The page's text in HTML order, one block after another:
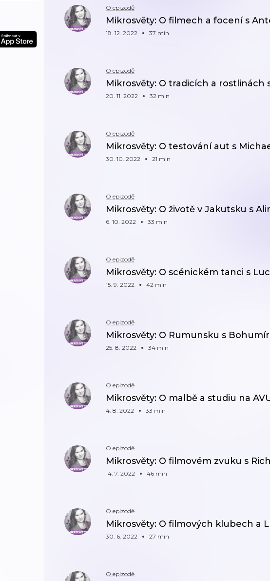
O epizodě
Mikrosvěty: O filmech a focení s
18. 12. 2022 37 min
O epizodě
Mikrosvěty: O tradicích a rostlinách
20. 11. 2022 32 min
O epizodě
Mikrosvěty: O testování aut s
30. 10. 2022 21 min
O epizodě
Mikrosvěty: O životě v Jakutsku s
6. 10. 2022 33 min
O epizodě
Mikrosvěty: O scénickém tanci s
15. 9. 2022 42 min
O epizodě
Mikrosvěty: O Rumunsku s
25. 8. 2022 34 min
O epizodě
Mikrosvěty: O malbě a studiu na
4. 8. 2022 33 min
O epizodě
Mikrosvěty: O filmovém zvuku s
14. 7. 2022 46 min
O epizodě
Mikrosvěty: O filmových klubech a
30. 6. 2022 27 min
O epizodě